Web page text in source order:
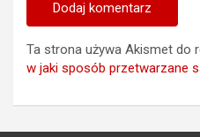
Ta strona używa Akismet do
w jaki sposób przetwarzane